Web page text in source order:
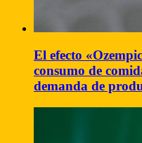
El efecto
consumo de
demanda de